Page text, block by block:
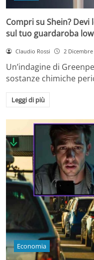
Compri su Shein?
sul tuo guardaroba
Claudio Rossi 2 Dicembre
Un’indagine di
sostanze chimiche
Leggi di più
Economia